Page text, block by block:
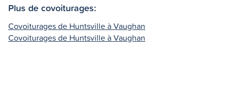
Plus de covoiturages:
Covoiturages de Huntsville à Vaughan
Covoiturages de Huntsville à Vaughan